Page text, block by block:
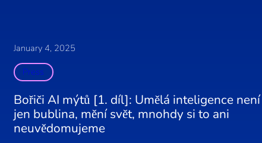
January 4, 2025
Press
Bořiči AI mýtů [1. díl]: Umělá inteligence není
jen bublina, mění svět, mnohdy si to ani
neuvědomujeme